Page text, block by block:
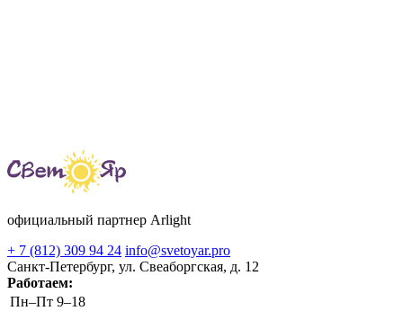
официальный партнер Arlight
+ 7 (812) 309 94 24 info@svetoyar.pro
Санкт-Петербург, ул. Свеаборгская, д. 12
Работаем:
Пн–Пт 9–18